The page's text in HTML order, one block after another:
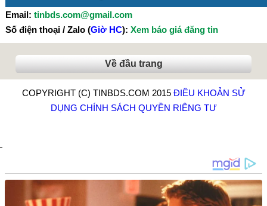
Email: tinbds.com@gmail.com
Số điện thoại / Zalo (Giờ HC): Xem báo giá đăng tin
Về đầu trang
COPYRIGHT (C) TINBDS.COM 2015 ĐIỀU KHOẢN SỬ
DỤNG CHÍNH SÁCH QUYỀN RIÊNG TƯ